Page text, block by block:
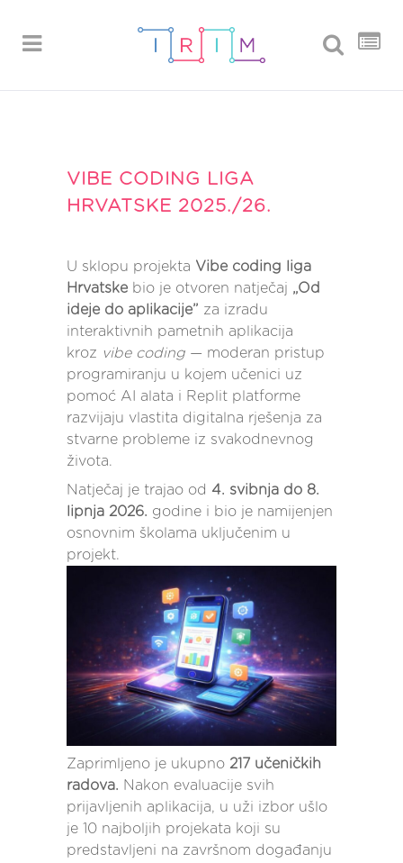
VIBE CODING LIGA
HRVATSKE 2025./26.
U sklopu projekta Vibe coding liga
Hrvatske bio je otvoren natječaj „Od
ideje do aplikacije” za izradu
interaktivnih pametnih aplikacija
kroz vibe coding — moderan pristup
programiranju u kojem učenici uz
pomoć AI alata i Replit platforme
razvijaju vlastita digitalna rješenja za
stvarne probleme iz svakodnevnog
života.
Natječaj je trajao od 4. svibnja do 8.
lipnja 2026. godine i bio je namijenjen
osnovnim školama uključenim u
projekt.
Zaprimljeno je ukupno 217 učeničkih
radova. Nakon evaluacije svih
prijavljenih aplikacija, u uži izbor ušlo
je 10 najboljih projekata koji su
predstavljeni na završnom događanju